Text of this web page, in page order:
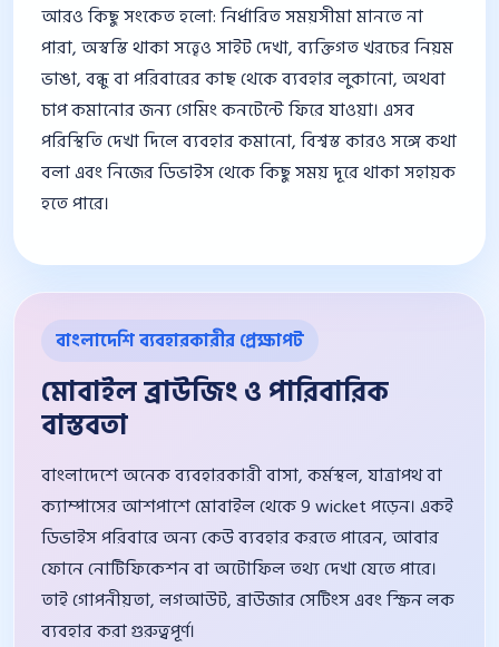
আরও কিছু সংকেত হলো: নির্ধারিত সময়সীমা মানতে না
পারা, অস্বস্তি থাকা সত্ত্বেও সাইট দেখা, ব্যক্তিগত খরচের নিয়ম
ভাঙা, বন্ধু বা পরিবারের কাছ থেকে ব্যবহার লুকানো, অথবা
চাপ কমানোর জন্য গেমিং কনটেন্টে ফিরে যাওয়া। এসব
পরিস্থিতি দেখা দিলে ব্যবহার কমানো, বিশ্বস্ত কারও সঙ্গে কথা
বলা এবং নিজের ডিভাইস থেকে কিছু সময় দূরে থাকা সহায়ক
হতে পারে।
বাংলাদেশি ব্যবহারকারীর প্রেক্ষাপট
মোবাইল ব্রাউজিং ও পারিবারিক
বাস্তবতা
বাংলাদেশে অনেক ব্যবহারকারী বাসা, কর্মস্থল, যাত্রাপথ বা
ক্যাম্পাসের আশপাশে মোবাইল থেকে 9 wicket পড়েন। একই
ডিভাইস পরিবারে অন্য কেউ ব্যবহার করতে পারেন, আবার
ফোনে নোটিফিকেশন বা অটোফিল তথ্য দেখা যেতে পারে।
তাই গোপনীয়তা, লগআউট, ব্রাউজার সেটিংস এবং স্ক্রিন লক
ব্যবহার করা গুরুত্বপূর্ণ।